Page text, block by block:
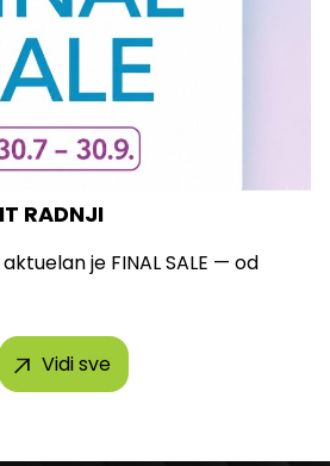
RADNJI
je FINAL SALE — od
Vidi sve